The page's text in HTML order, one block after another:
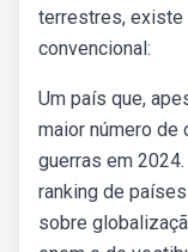
terrestres, existe
convencional:
Um país que,
maior número de
guerras em
ranking de
sobre